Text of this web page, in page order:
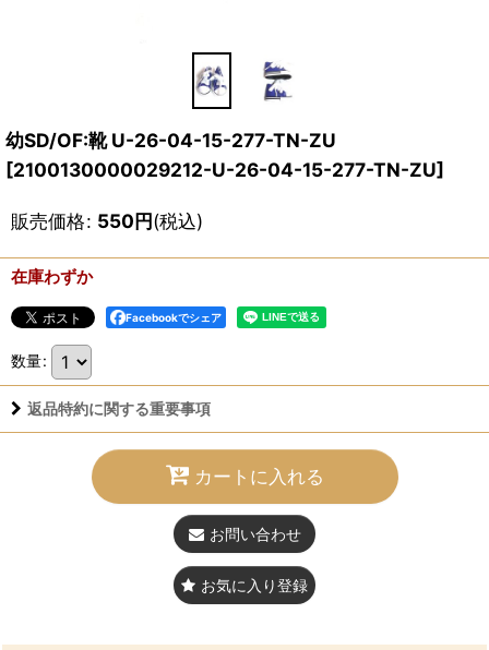
幼SD/OF:靴 U-26-04-15-277-TN-ZU
[2100130000029212-U-26-04-15-277-TN-ZU]
販売価格: 550円(税込)
在庫わずか
Facebookでシェア
数量:
返品特約に関する重要事項
カートに入れる
お問い合わせ
お気に入り登録